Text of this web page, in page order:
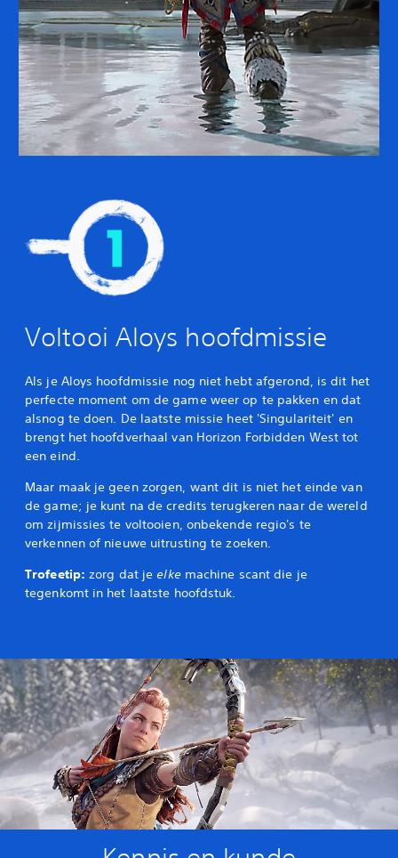
Voltooi Aloys hoofdmissie
Als je Aloys hoofdmissie nog niet hebt afgerond, is dit het
perfecte moment om de game weer op te pakken en dat
alsnog te doen. De laatste missie heet 'Singulariteit' en
brengt het hoofdverhaal van Horizon Forbidden West tot
een eind.
Maar maak je geen zorgen, want dit is niet het einde van
de game; je kunt na de credits terugkeren naar de wereld
om zijmissies te voltooien, onbekende regio's te
verkennen of nieuwe uitrusting te zoeken.
Trofeetip:zorg dat je elkemachine scant die je
tegenkomt in het laatste hoofdstuk.